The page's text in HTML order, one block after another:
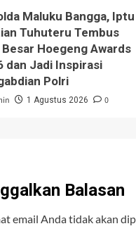
Maluku Bangga, Iptu
Tuhuteru Tembus
Hoegeng Awards
dan Jadi Inspirasi
Polri
1 Agustus 2026 0
Balasan
email Anda tidak akan